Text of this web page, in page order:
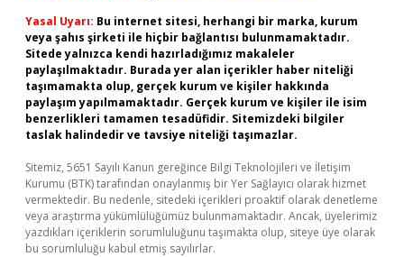
Yasal Uyarı: Bu internet sitesi, herhangi bir marka, kurum
veya şahıs şirketi ile hiçbir bağlantısı bulunmamaktadır.
Sitede yalnızca kendi hazırladığımız makaleler
paylaşılmaktadır. Burada yer alan içerikler haber niteliği
taşımamakta olup, gerçek kurum ve kişiler hakkında
paylaşım yapılmamaktadır. Gerçek kurum ve kişiler ile isim
benzerlikleri tamamen tesadüfidir. Sitemizdeki bilgiler
taslak halindedir ve tavsiye niteliği taşımazlar.
Sitemiz, 5651 Sayılı Kanun gereğince Bilgi Teknolojileri ve İletişim
Kurumu (BTK) tarafından onaylanmış bir Yer Sağlayıcı olarak hizmet
vermektedir. Bu nedenle, sitedeki içerikleri proaktif olarak denetleme
veya araştırma yükümlülüğümüz bulunmamaktadır. Ancak, üyelerimiz
yazdıkları içeriklerin sorumluluğunu taşımakta olup, siteye üye olarak
bu sorumluluğu kabul etmiş sayılırlar.